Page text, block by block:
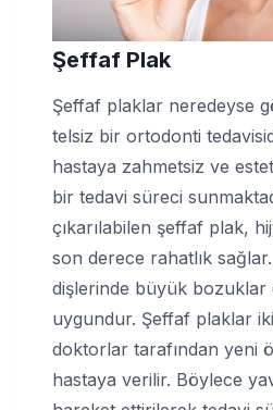
Şeffaf Plak
Şeffaf plaklar neredeyse
telsiz bir ortodonti
hastaya zahmetsiz ve
bir tedavi süreci
çıkarılabilen şeffaf plak,
son derece rahatlık sağlar.
dişlerinde büyük bozuklar
uygundur. Şeffaf plaklar
doktorlar tarafından yeni
hastaya verilir. Böylece